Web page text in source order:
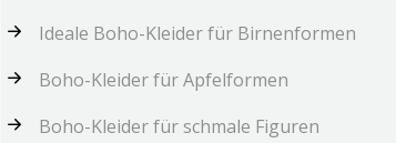
Ideale Boho-Kleider für Birnenformen
Boho-Kleider für Apfelformen
Boho-Kleider für schmale Figuren